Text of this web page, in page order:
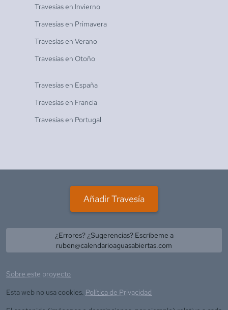
Travesías en Invierno
Travesías en Primavera
Travesías en Verano
Travesías en Otoño
Travesías en España
Travesías en Francia
Travesías en Portugal
Añadir Travesía
¿Errores? ¿Sugerencias? Escríbeme a
ruben@calendarioaguasabiertas.com
Sobre este proyecto
Esta web no usa cookies. Política de Privacidad